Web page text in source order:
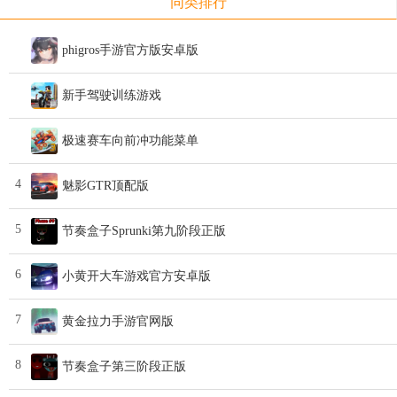
phigros手游官方版安卓版
新手驾驶训练游戏
极速赛车向前冲功能菜单
4 魅影GTR顶配版
5 节奏盒子Sprunki第九阶段正版
6 小黄开大车游戏官方安卓版
7 黄金拉力手游官网版
8 节奏盒子第三阶段正版